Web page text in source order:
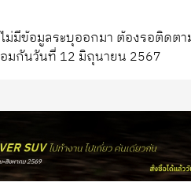
มีข้อมูลระบุออกมา ต้องรอติดตา
มกันวันที่ 12 มิถุนายน 2567